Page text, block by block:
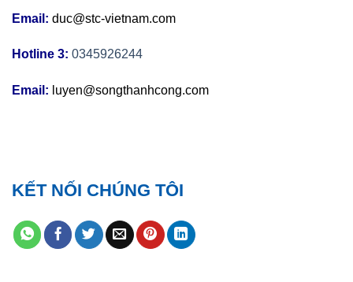
Email: duc@stc-vietnam.com
Hotline 3: 0345926244
Email: luyen@songthanhcong.com
KẾT NỐI CHÚNG TÔI